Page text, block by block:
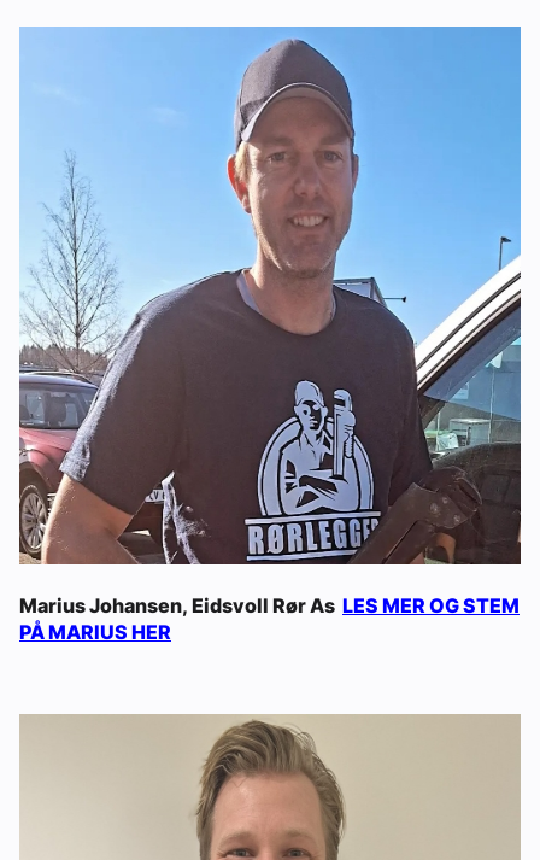
Marius Johansen, Eidsvoll Rør As LES MER OG STEM
PÅ MARIUS HER